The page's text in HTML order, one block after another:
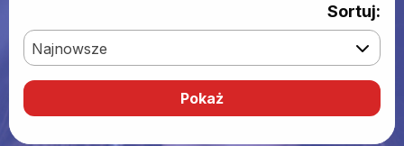
Sortuj:
Najnowsze